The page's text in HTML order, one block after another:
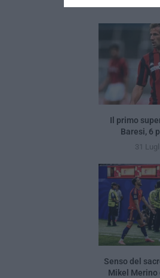
Il primo
Baresi, 6
31
Senso del
Mikel Merino